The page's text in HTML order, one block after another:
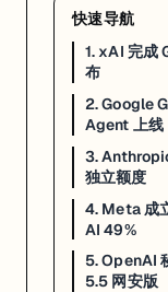
: 马斯克确认
马斯克在 5 月 25 日公
从技术架构看，V9
对于中国和澳洲的 IT 从
xAI News
2. Google
快速导航
1. xAI 完成
布
2. Google
Agent 上线
3.
独立额度
4. Meta 成
AI 49%
5. OpenAI
5.5 网安版